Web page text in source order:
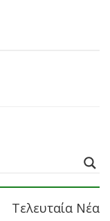
Τελευταία Νέα